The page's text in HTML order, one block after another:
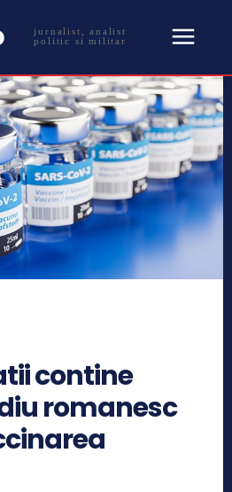
jurnalist, analist
politic si militar
contine
romanesc